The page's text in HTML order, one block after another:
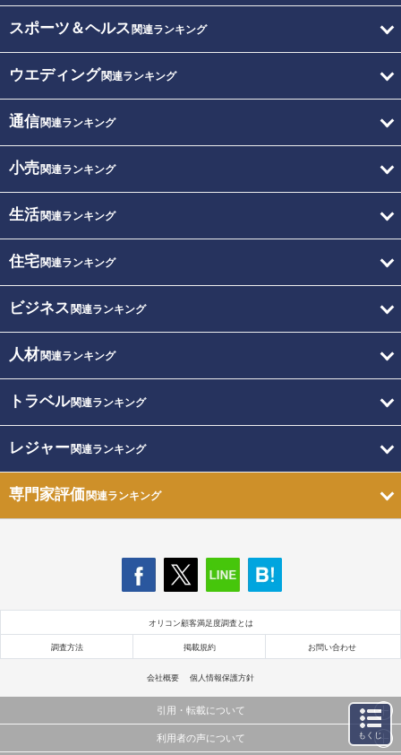
スポーツ＆ヘルス 関連ランキング
ウエディング関連ランキング
通信関連ランキング
小売関連ランキング
生活関連ランキング
住宅関連ランキング
ビジネス 関連ランキング
人材関連ランキング
トラベル関連ランキング
レジャー関連ランキング
専門家評価関連ランキング
オリコン顧客満足度調査とは
調査方法 掲載規約 お問い合わせ
会社概要 個人情報保護方針
引用・転載について
当サイトで公開されている情報（文字、写真、イラスト、画像データ等）及びこれらの配置・
利用者の声について もくじ